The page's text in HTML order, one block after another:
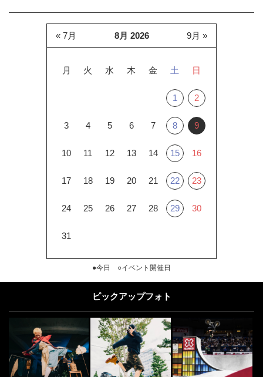
8月 2026
月 火 水 木 金 土 日
1 2
3 4 5 6 7 8 9
10 11 12 13 14 15 16
17 18 19 20 21 22 23
24 25 26 27 28 29 30
31
« 7月 9月 »
●今日 ○イベント開催日
ピックアップフォト